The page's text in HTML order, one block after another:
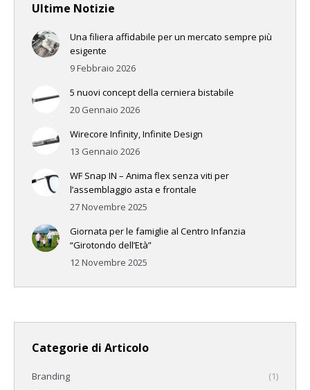
Ultime Notizie
Una filiera affidabile per un mercato sempre più
esigente
9 Febbraio 2026
5 nuovi concept della cerniera bistabile
20 Gennaio 2026
Wirecore Infinity, Infinite Design
13 Gennaio 2026
WF Snap IN – Anima flex senza viti per
l’assemblaggio asta e frontale
27 Novembre 2025
Giornata per le famiglie al Centro Infanzia
“Girotondo dell’Età”
12 Novembre 2025
Categorie di Articolo
Branding
(1)